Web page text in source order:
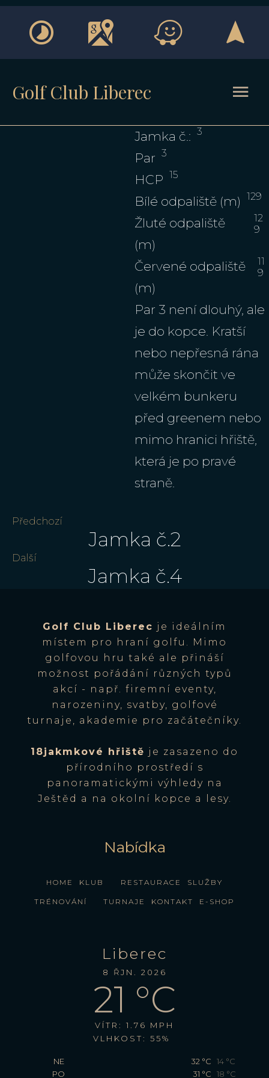
Golf Club Liberec
Jamka č.: 3
Par 3
HCP 15
Bílé odpaliště (m) 129
Žluté odpaliště
(m)
12
9
Červené odpaliště
(m)
11
9
Par 3 není dlouhý, ale
je do kopce. Kratší
nebo nepřesná rána
může skončit ve
velkém bunkeru
před greenem nebo
mimo hranici hřiště,
která je po pravé
straně.
Předchozí
Jamka č.2
Další
Jamka č.4
Golf Club Liberec je ideálním
místem pro hraní golfu. Mimo
golfovou hru také ale přináší
možnost pořádání různých typů
akcí - např. firemní eventy,
narozeniny, svatby, golfové
turnaje, akademie pro začátečníky.
18jakmkové hřiště je zasazeno do
přírodního prostředí s
panoramatickými výhledy na
Ještěd a na okolní kopce a lesy.
Nabídka
HOME KLUB RESTAURACE SLUŽBY
TRÉNOVÁNÍ TURNAJE KONTAKT E-SHOP
Liberec
8 ŘJN. 2026
21 °C
VÍTR: 1.76 MPH
VLHKOST: 55%
NE 32 °C 14 °C
PO
31 °C 18 °C